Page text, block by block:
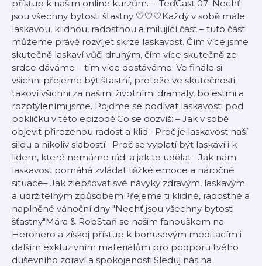
přístup k našim online kurzům.---TeďCast 07: Nechť
jsou všechny bytosti šťastny 🤍🤍🤍Každý v sobě mále
laskavou, klidnou, radostnou a milující část – tuto část
můžeme právě rozvíjet skrze laskavost. Čím více jsme
skutečně laskaví vůči druhým, čím více skutečně ze
srdce dáváme – tím více dostáváme. Ve finále si
všichni přejeme být šťastní, protože ve skutečnosti
takoví všichni za našimi životními dramaty, bolestmi a
rozptýleními jsme. Pojďme se podívat laskavosti pod
pokličku v této epizodě.Co se dozvíš: – Jak v sobě
objevit přirozenou radost a klid– Proč je laskavost naší
silou a nikoliv slabostí– Proč se vyplatí být laskaví i k
lidem, které nemáme rádi a jak to udělat– Jak nám
laskavost pomáhá zvládat těžké emoce a náročné
situace– Jak zlepšovat své návyky zdravým, laskavým
a udržitelným způsobemPřejeme ti klidné, radostné a
naplněné vánoční dny "Nechť jsou všechny bytosti
šťastny"Mára & RobStaň se našim fanouškem na
Herohero a získej přístup k bonusovým meditacím i
dalším exkluzivním materiálům pro podporu tvého
duševního zdraví a spokojenosti.Sleduj nás na